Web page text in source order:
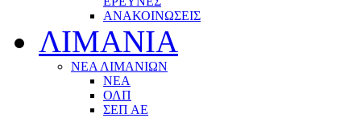
ΑΝΑΚΟΙΝΩΣΕΙΣ
ΛΙΜΑΝΙΑ
ΝΕΑ ΛΙΜΑΝΙΩΝ
ΝΕΑ
ΟΛΠ
ΣΕΠ ΑΕ